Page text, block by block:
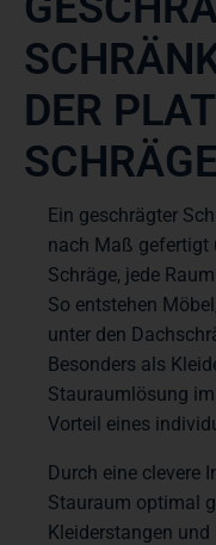
ER
CHRÄGE
Ein geschrägter
nach Maß gefertigt
Schräge, jede
So entstehen
unter den
Besonders als
Stauraumlösung
Vorteil eines
Durch eine clevere
Stauraum optimal
Kleiderstangen